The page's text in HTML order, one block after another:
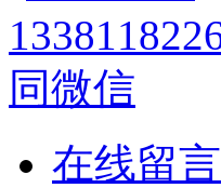
在线留言